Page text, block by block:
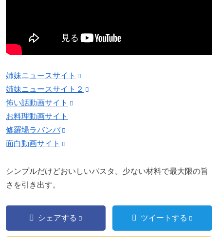
姉妹ニュースサイト
姉妹ニュースサイト２
怖い話動画サイト
お料理動画サイト
修羅場ラバンバ
面白動画サイト
シンプルだけどおいしいパスタ。少ない材料で最大限の旨
さを引き出す。
シェアする ツイートする